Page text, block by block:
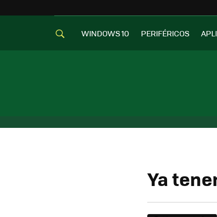
WINDOWS 10 PERIFÉRICOS
Ya